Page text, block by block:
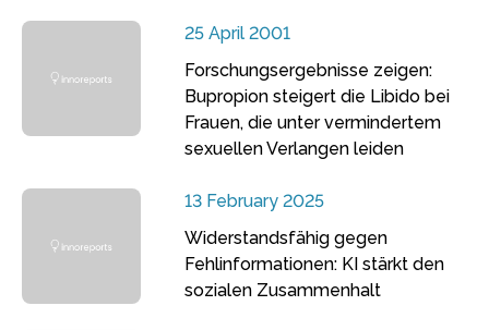
25 April 2001
Forschungsergebnisse zeigen:
Bupropion steigert die Libido bei
Frauen, die unter vermindertem
sexuellen Verlangen leiden
13 February 2025
Widerstandsfähig gegen
Fehlinformationen: KI stärkt den
sozialen Zusammenhalt